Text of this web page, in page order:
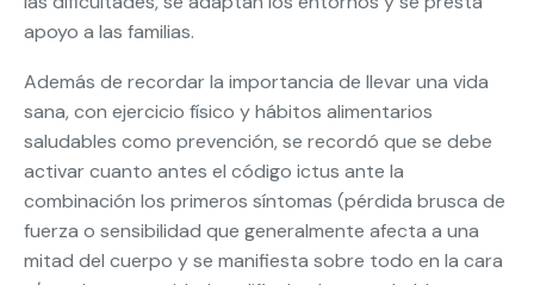
apoyo a las familias.
Además de recordar la importancia de llevar una vida
sana, con ejercicio físico y hábitos alimentarios
saludables como prevención, se recordó que se debe
activar cuanto antes el código ictus ante la
combinación los primeros síntomas (pérdida brusca de
fuerza o sensibilidad que generalmente afecta a una
mitad del cuerpo y se manifiesta sobre todo en la cara